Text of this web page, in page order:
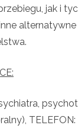
jak i
TELEFON: